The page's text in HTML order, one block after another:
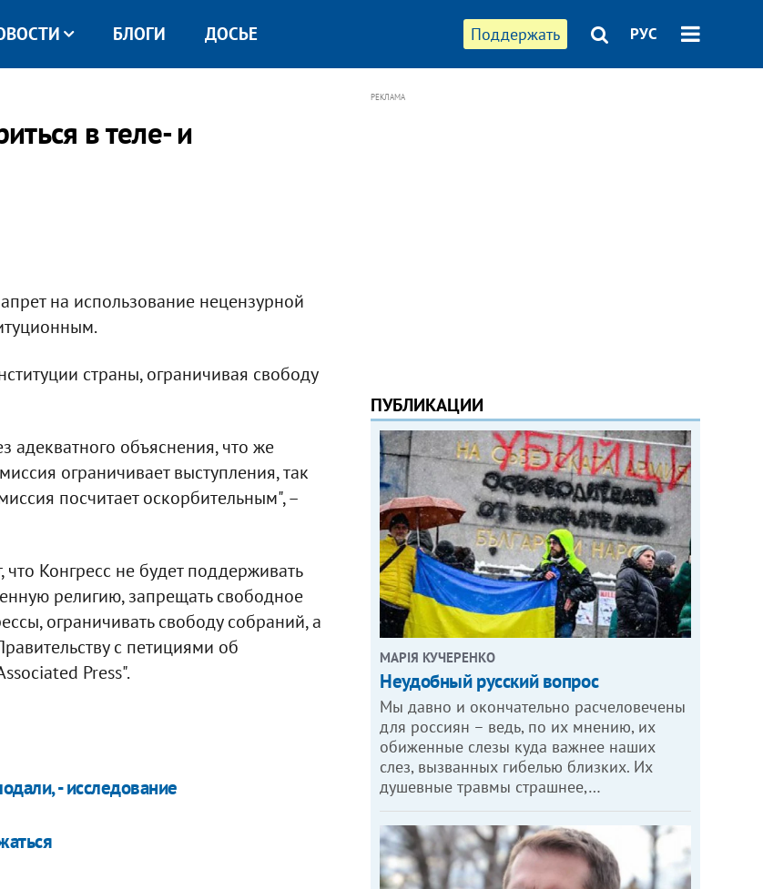
Поддержать РУС
БЛОГИ ДОСЬЕ
в теле- и
на использование нецензурной
страны, ограничивая свободу
адекватного объяснения, что же
ограничивает выступления, так
посчитает оскорбительным", –
Конгресс не будет поддерживать
религию, запрещать свободное
ограничивать свободу собраний, а
с петициями об
Press".
- исследование
РЕКЛАМА
ПУБЛИКАЦИИ
МАРІЯ КУЧЕРЕНКО
​Неудобный русский вопрос
Мы давно и окончательно расчеловечены
для россиян – ведь, по их мнению, их
обиженные слезы куда важнее наших
слез, вызванных гибелью близких. Их
душевные травмы страшнее,…